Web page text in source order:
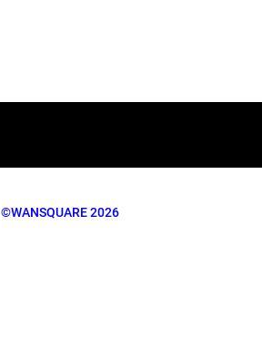
©WANSQUARE 2026